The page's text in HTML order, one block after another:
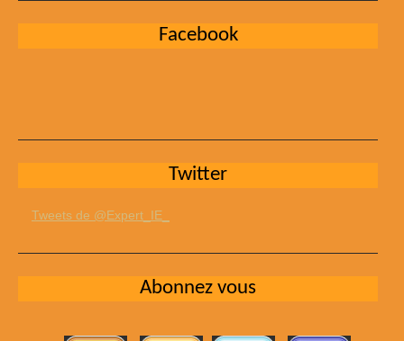
Facebook
Twitter
Tweets de @Expert_IE_
Abonnez vous